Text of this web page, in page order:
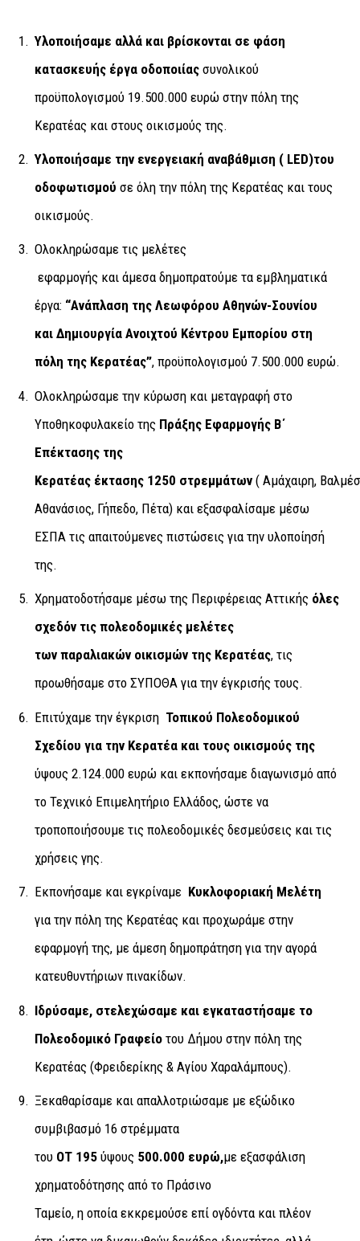
Υλοποιήσαμε αλλά και βρίσκονται σε φάση
κατασκευής έργα οδοποιίας συνολικού
προϋπολογισμού 19.500.000 ευρώ στην πόλη της
Κερατέας και στους οικισμούς της.
Υλοποιήσαμε την ενεργειακή αναβάθμιση ( LED)του
οδοφωτισμού σε όλη την πόλη της Κερατέας και τους
οικισμούς.
Ολοκληρώσαμε τις μελέτες
εφαρμογής και άμεσα δημοπρατούμε τα εμβληματικά
έργα: “Ανάπλαση της Λεωφόρου Αθηνών-Σουνίου
και Δημιουργία Ανοιχτού Κέντρου Εμπορίου στη
πόλη της Κερατέας”, προϋπολογισμού 7.500.000 ευρώ.
Ολοκληρώσαμε την κύρωση και μεταγραφή στο
Υποθηκοφυλακείο της Πράξης Εφαρμογής Β΄
Επέκτασης της
Κερατέας έκτασης 1250 στρεμμάτων ( Αμάχαιρη,
Αθανάσιος, Γήπεδο, Πέτα) και εξασφαλίσαμε μέσω
ΕΣΠΑ τις απαιτούμενες πιστώσεις για την υλοποίησή
της.
Χρηματοδοτήσαμε μέσω της Περιφέρειας Αττικής όλες
σχεδόν τις πολεοδομικές μελέτες
των παραλιακών οικισμών της Κερατέας, τις
προωθήσαμε στο ΣΥΠΟΘΑ για την έγκρισής τους.
Επιτύχαμε την έγκριση Τοπικού Πολεοδομικού
Σχεδίου για την Κερατέα και τους οικισμούς της
ύψους 2.124.000 ευρώ και εκπονήσαμε διαγωνισμό από
το Τεχνικό Επιμελητήριο Ελλάδος, ώστε να
τροποποιήσουμε τις πολεοδομικές δεσμεύσεις και τις
χρήσεις γης.
Εκπονήσαμε και εγκρίναμε Κυκλοφοριακή Μελέτη
για την πόλη της Κερατέας και προχωράμε στην
εφαρμογή της, με άμεση δημοπράτηση για την αγορά
κατευθυντήριων πινακίδων.
Ιδρύσαμε, στελεχώσαμε και εγκαταστήσαμε το
Πολεοδομικό Γραφείο του Δήμου στην πόλη της
Κερατέας (Φρειδερίκης & Αγίου Χαραλάμπους).
Ξεκαθαρίσαμε και απαλλοτριώσαμε με εξώδικο
συμβιβασμό 16 στρέμματα
του ΟΤ 195 ύψους 500.000 ευρώ,με εξασφάλιση
χρηματοδότησης από το Πράσινο
Ταμείο, η οποία εκκρεμούσε επί ογδόντα και πλέον